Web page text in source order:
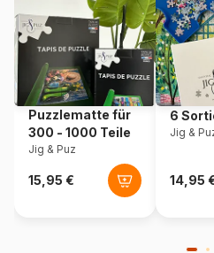
EAN
Teileanzahl
Maße
Puzzlematte für
300 - 1000 Teile
Jig & Puz
6
Jig &